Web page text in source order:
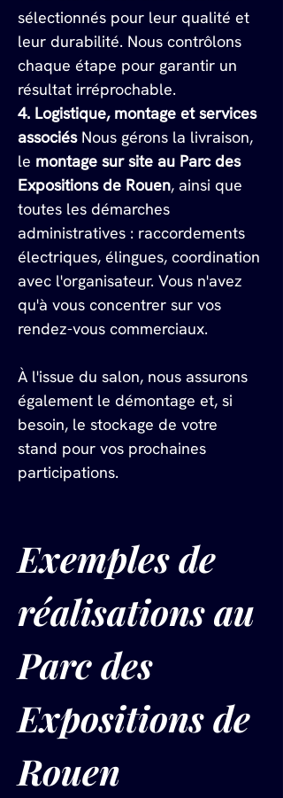
sélectionnés pour leur qualité et
leur durabilité. Nous contrôlons
chaque étape pour garantir un
résultat irréprochable.
4. Logistique, montage et services
associés Nous gérons la livraison,
le montage sur site au Parc des
Expositions de Rouen, ainsi que
toutes les démarches
administratives : raccordements
électriques, élingues, coordination
avec l'organisateur. Vous n'avez
qu'à vous concentrer sur vos
rendez-vous commerciaux.
À l'issue du salon, nous assurons
également le démontage et, si
besoin, le stockage de votre
stand pour vos prochaines
participations.
Exemples de
réalisations au
Parc des
Expositions de
Rouen